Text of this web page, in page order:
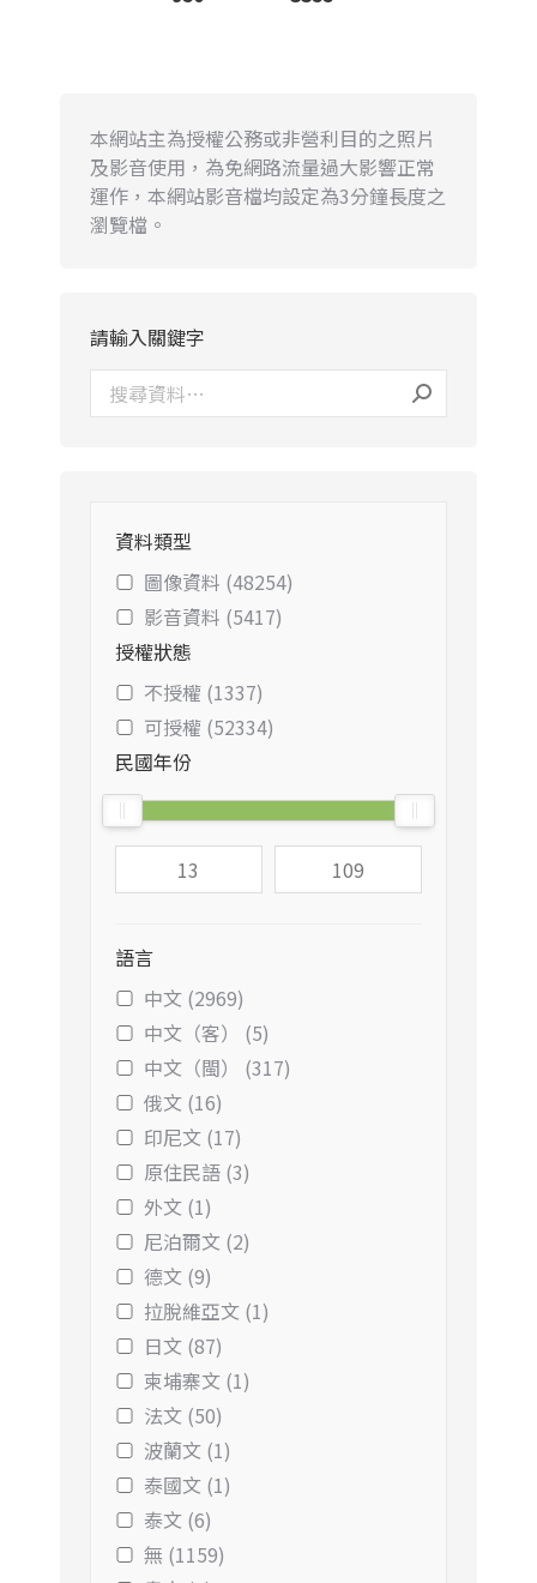
本網站主為授權公務或非營利目的之照片
及影音使用，為免網路流量過大影響正常
運作，本網站影音檔均設定為3分鐘長度之
瀏覽檔。
請輸入關鍵字
資料類型
圖像資料 (48254)
影音資料 (5417)
授權狀態
不授權 (1337)
可授權 (52334)
民國年份
語言
中文 (2969)
中文（客） (5)
中文（閩） (317)
俄文 (16)
印尼文 (17)
原住民語 (3)
外文 (1)
尼泊爾文 (2)
德文 (9)
拉脫維亞文 (1)
日文 (87)
柬埔寨文 (1)
法文 (50)
波蘭文 (1)
泰國文 (1)
泰文 (6)
無 (1159)